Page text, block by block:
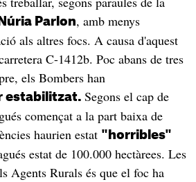
Núria Parlon, amb menys
als altres focs. A causa d'aquest
C-1412b. Poc abans de tres
els Bombers han
estabilitzat. Segons el cap de
començat a la part baixa de
haurien estat "horribles"
estat de 100.000 hectàrees. Les
Agents Rurals és que el foc ha